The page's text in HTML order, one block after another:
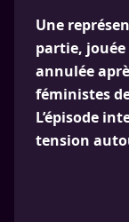
Une
partie,
annulée
féministes
L’épisode
tension